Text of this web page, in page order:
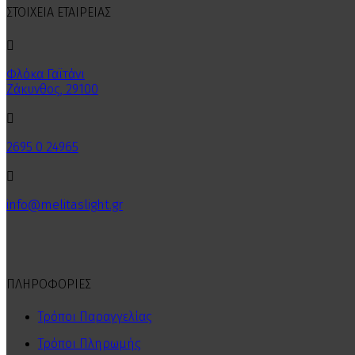
ΣΤΟΙΧΕΙΑ ΕΤΑΙΡΕΙΑΣ

Φλόκα Γαϊτάνι
Ζάκυνθος, 29100

2695 0 24965

info@melitaslight.gr
ΠΛΗΡΟΦΟΡΙΕΣ
Τρόποι Παραγγελίας
Τρόποι Πληρωμής